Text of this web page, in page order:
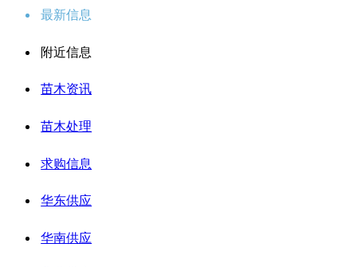
最新信息
附近信息
苗木资讯
苗木处理
求购信息
华东供应
华南供应